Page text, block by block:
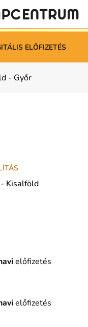
ELŐFIZETÉS
- Győr
Kisalföld
előfizetés
előfizetés